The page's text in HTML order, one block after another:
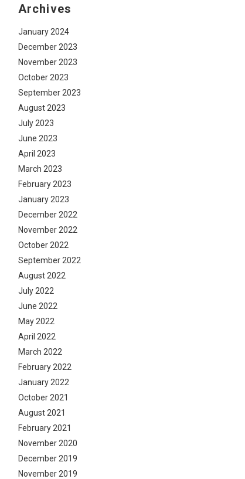
Archives
January 2024
December 2023
November 2023
October 2023
September 2023
August 2023
July 2023
June 2023
April 2023
March 2023
February 2023
January 2023
December 2022
November 2022
October 2022
September 2022
August 2022
July 2022
June 2022
May 2022
April 2022
March 2022
February 2022
January 2022
October 2021
August 2021
February 2021
November 2020
December 2019
November 2019